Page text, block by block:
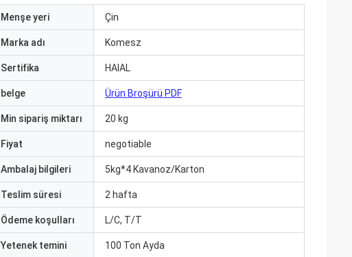
Menşe yeri Çin
Marka adı Komesz
Sertifika HAlAL
belge Ürün Broşürü PDF
Min sipariş miktarı 20 kg
Fiyat negotiable
Ambalaj bilgileri 5kg*4 Kavanoz/Karton
Teslim süresi 2 hafta
Ödeme koşulları L/C, T/T
Yetenek temini 100 Ton Ayda